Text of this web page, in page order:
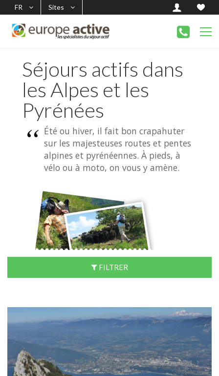
FR Sites
Séjours actifs dans
les Alpes et les
Pyrénées
Été ou hiver, il fait bon crapahuter
sur les majesteuses routes et pentes
alpines et pyrénéennes. À pieds, à
vélo ou à moto, on vous y amène.
FILTRER